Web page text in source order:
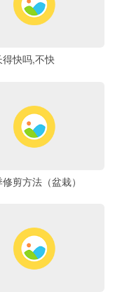
快吗,不快
剪方法（盆栽）